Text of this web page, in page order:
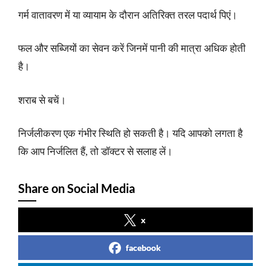
गर्म वातावरण में या व्यायाम के दौरान अतिरिक्त तरल पदार्थ पिएं।
फल और सब्जियों का सेवन करें जिनमें पानी की मात्रा अधिक होती
है।
शराब से बचें।
निर्जलीकरण एक गंभीर स्थिति हो सकती है। यदि आपको लगता है
कि आप निर्जलित हैं, तो डॉक्टर से सलाह लें।
Share on Social Media
x
facebook